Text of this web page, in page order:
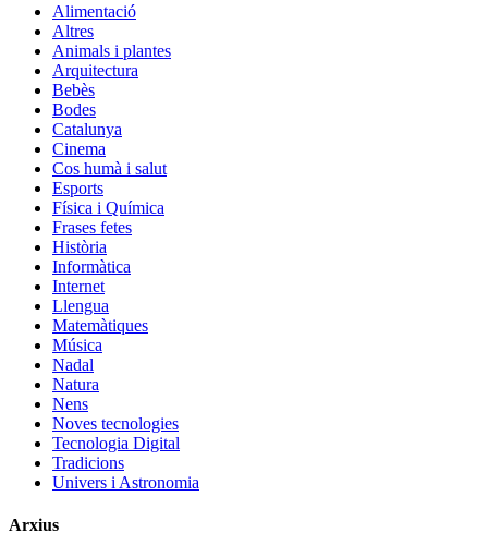
Alimentació
Altres
Animals i plantes
Arquitectura
Bebès
Bodes
Catalunya
Cinema
Cos humà i salut
Esports
Física i Química
Frases fetes
Història
Informàtica
Internet
Llengua
Matemàtiques
Música
Nadal
Natura
Nens
Noves tecnologies
Tecnologia Digital
Tradicions
Univers i Astronomia
Arxius